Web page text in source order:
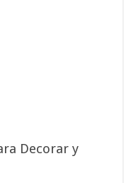
Decorar y